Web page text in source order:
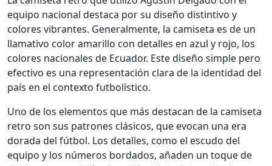
equipo nacional destaca por su diseño distintivo y
colores vibrantes. Generalmente, la camiseta es de un
llamativo color amarillo con detalles en azul y rojo, los
colores nacionales de Ecuador. Este diseño simple pero
efectivo es una representación clara de la identidad del
país en el contexto futbolístico.
Uno de los elementos que más destacan de la camiseta
retro son sus patrones clásicos, que evocan una era
dorada del fútbol. Los detalles, como el escudo del
equipo y los números bordados, añaden un toque de